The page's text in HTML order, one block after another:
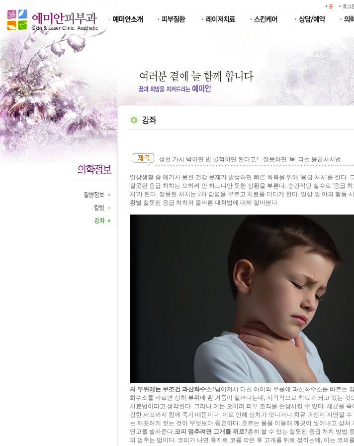
생선 가시 박히면 밥 꿀꺽하면 된다고?...잘못하면 '독' 되는 응급처치법
일상생활 중 예기치 못한 건강 문제가 발생하면 빠른 회복을 위해 '응급 처치'를 한다.
잘못된 응급 처치는 오히려 안 하느니만 못한 상황을 부른다. 순간적인 실수로 '응급 처
치'가 된다. 잘못된 처치는 2차 감염을 부르고 치료를 더디게 한다. 일상 및 야외 활동
황별 잘못된 응급 처치와 올바른 대처법에 대해 알아본다.
처 부위에는 무조건 과산화수소?넘어져서 다친 아이의 무릎에 과산화수소를 바르는
화수소를 바르면 상처 부위에 흰 거품이 일어나는데, 시각적으로 치료가 되고 있는 것
치료법이라고 생각한다. 그러나 이는 오히려 피부 조직을 손상시킬 수 있다. 세균을 죽
강한 세포까지 함께 죽기 때문이다. 이로 인해 상처가 덧나거나 치유 과정이 지연될 수
는 깨끗하게 씻는 것이 무엇보다 중요하다. 흐르는 물을 이용해 깨끗이 씻어내고 상처
연고를 발라준다.코피 멈추려면 고개를 뒤로?흔히 볼 수 있는 잘못된 응급 처치 방법
피 멈추는 법이다. 코피가 나면 휴지로 코를 막은 후 고개를 뒤로 젖히는데, 이는 코피